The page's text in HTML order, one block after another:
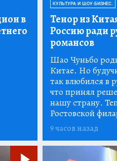
в
КУЛЬТУРА И ШОУ-БИЗНЕС.
Тенор из
Россию ради
романсов
Шао Чуньбо
Китае. Но
так влюбился в
что принял
нашу страну.
Ростовской
9 часов назад